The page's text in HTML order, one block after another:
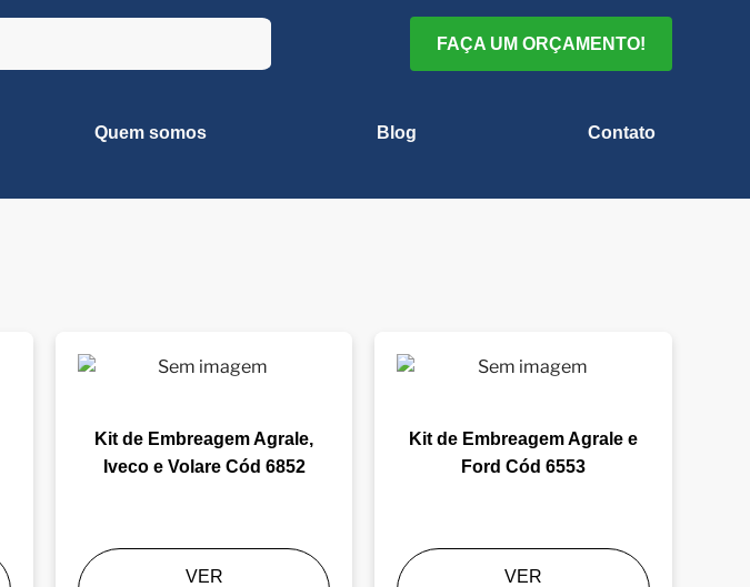
FAÇA UM ORÇAMENTO!
Quem somos Blog Contato
Kit de Embreagem Agrale,
Iveco e Volare Cód 6852
VER
Kit de Embreagem Agrale e
Ford Cód 6553
VER